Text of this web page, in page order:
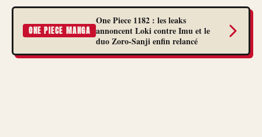
ONE PIECE MANGA
One Piece 1182 : les leaks
annoncent Loki contre Imu et le
duo Zoro-Sanji enfin relancé